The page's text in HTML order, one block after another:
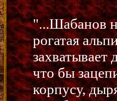
"...Шабанов
рогатая
захватывает
что бы
корпусу,